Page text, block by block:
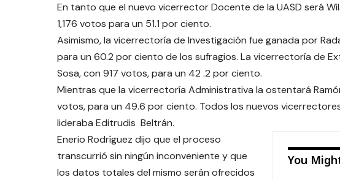
En tanto que el nuevo vicerrector Docente de la UASD será
1,176 votos para un 51.1 por ciento.
Asimismo, la vicerrectoría de Investigación fue ganada por
para un 60.2 por ciento de los sufragios. La vicerrectoría de
Sosa, con 917 votos, para un 42 .2 por ciento.
Mientras que la vicerrectoría Administrativa la ostentará
votos, para un 49.6 por ciento. Todos los nuevos
lideraba Editrudis Beltrán.
You
Enerio Rodríguez dijo que el proceso
transcurrió sin ningún inconveniente y que
los datos totales del mismo serán ofrecidos